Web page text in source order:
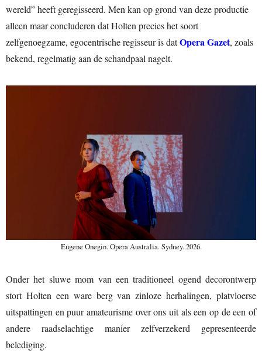
wereld” heeft geregisseerd. Men kan op grond van deze productie
alleen maar concluderen dat Holten precies het soort
zelfgenoegzame, egocentrische regisseur is datOpera Gazet, zoals
bekend, regelmatig aan de schandpaal nagelt.
Eugene Onegin. Opera Australia. Sydney. 2026.
Onder het sluwe mom van een traditioneel ogend decorontwerp
stort Holten een ware berg van zinloze herhalingen, platvloerse
uitspattingen en puur amateurisme over ons uit als een op de een of
andere raadselachtige manier zelfverzekerd gepresenteerde
belediging.